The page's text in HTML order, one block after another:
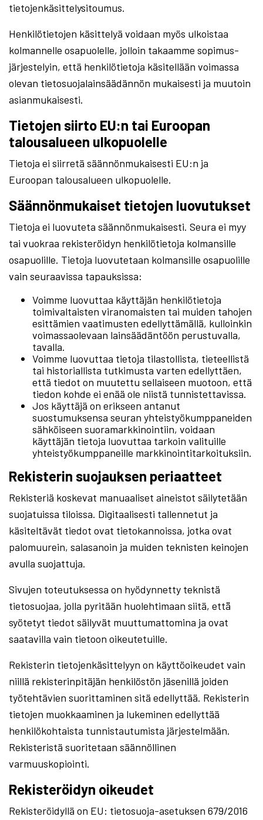
tietojenkäsittelysitoumus.
Henkilötietojen käsittelyä voidaan myös ulkoistaa
kolmannelle osapuolelle, jolloin takaamme sopimus-
järjestelyin, että henkilötietoja käsitellään voimassa
olevan tietosuojalainsäädännön mukaisesti ja muutoin
asianmukaisesti.
Tietojen siirto EU:n tai Euroopan
talousalueen ulkopuolelle
Tietoja ei siirretä säännönmukaisesti EU:n ja
Euroopan talousalueen ulkopuolelle.
Säännönmukaiset tietojen luovutukset
Tietoja ei luovuteta säännönmukaisesti. Seura ei myy
tai vuokraa rekisteröidyn henkilötietoja kolmansille
osapuolille. Tietoja luovutetaan kolmansille osapuolille
vain seuraavissa tapauksissa:
Voimme luovuttaa käyttäjän henkilötietoja
toimivaltaisten viranomaisten tai muiden tahojen
esittämien vaatimusten edellyttämällä, kulloinkin
voimassaolevaan lainsäädäntöön perustuvalla,
tavalla.
Voimme luovuttaa tietoja tilastollista, tieteellistä
tai historiallista tutkimusta varten edellyttäen,
että tiedot on muutettu sellaiseen muotoon, että
tiedon kohde ei enää ole niistä tunnistettavissa.
Jos käyttäjä on erikseen antanut
suostumuksensa seuran yhteistyökumppaneiden
sähköiseen suoramarkkinointiin, voidaan
käyttäjän tietoja luovuttaa tarkoin valituille
yhteistyökumppaneille markkinointitarkoituksiin.
Rekisterin suojauksen periaatteet
Rekisteriä koskevat manuaaliset aineistot säilytetään
suojatuissa tiloissa. Digitaalisesti tallennetut ja
käsiteltävät tiedot ovat tietokannoissa, jotka ovat
palomuurein, salasanoin ja muiden teknisten keinojen
avulla suojattuja.
Sivujen toteutuksessa on hyödynnetty teknistä
tietosuojaa, jolla pyritään huolehtimaan siitä, että̈
syötetyt tiedot säilyvät muuttumattomina ja ovat
saatavilla vain tietoon oikeutetuille.
Rekisterin tietojenkäsittelyyn on käyttöoikeudet vain
niillä rekisterinpitäjän henkilöstön jäsenillä joiden
työtehtävien suorittaminen sitä edellyttää. Rekisterin
tietojen muokkaaminen ja lukeminen edellyttää
henkilökohtaista tunnistautumista järjestelmään.
Rekisteristä suoritetaan säännöllinen
varmuuskopiointi.
Rekisteröidyn oikeudet
Rekisteröidyllä on EU: tietosuoja-asetuksen 679/2016